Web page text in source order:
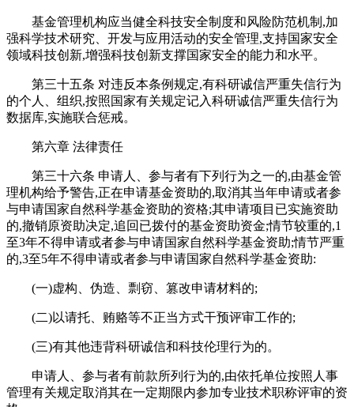
基金管理机构应当健全科技安全制度和风险防范机制,加
强科学技术研究、开发与应用活动的安全管理,支持国家安全
领域科技创新,增强科技创新支撑国家安全的能力和水平。
第三十五条 对违反本条例规定,有科研诚信严重失信行为
的个人、组织,按照国家有关规定记入科研诚信严重失信行为
数据库,实施联合惩戒。
第六章 法律责任
第三十六条 申请人、参与者有下列行为之一的,由基金管
理机构给予警告,正在申请基金资助的,取消其当年申请或者参
与申请国家自然科学基金资助的资格;其申请项目已实施资助
的,撤销原资助决定,追回已拨付的基金资助资金;情节较重的,1
至3年不得申请或者参与申请国家自然科学基金资助;情节严重
的,3至5年不得申请或者参与申请国家自然科学基金资助:
(一)虚构、伪造、剽窃、篡改申请材料的;
(二)以请托、贿赂等不正当方式干预评审工作的;
(三)有其他违背科研诚信和科技伦理行为的。
申请人、参与者有前款所列行为的,由依托单位按照人事
管理有关规定取消其在一定期限内参加专业技术职称评审的资